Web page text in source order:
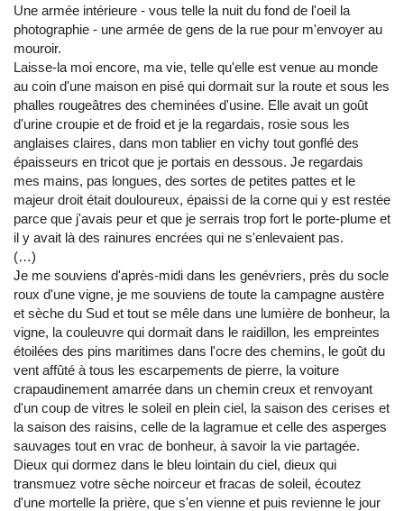
Une armée intérieure - vous telle la nuit du fond de l'oeil la
photographie - une armée de gens de la rue pour m'envoyer au
mouroir.
Laisse-la moi encore, ma vie, telle qu'elle est venue au monde
au coin d'une maison en pisé qui dormait sur la route et sous les
phalles rougeâtres des cheminées d'usine. Elle avait un goût
d'urine croupie et de froid et je la regardais, rosie sous les
anglaises claires, dans mon tablier en vichy tout gonflé des
épaisseurs en tricot que je portais en dessous. Je regardais
mes mains, pas longues, des sortes de petites pattes et le
majeur droit était douloureux, épaissi de la corne qui y est restée
parce que j'avais peur et que je serrais trop fort le porte-plume et
il y avait là des rainures encrées qui ne s'enlevaient pas.
(…)
Je me souviens d'après-midi dans les genévriers, près du socle
roux d'une vigne, je me souviens de toute la campagne austère
et sèche du Sud et tout se mêle dans une lumière de bonheur, la
vigne, la couleuvre qui dormait dans le raidillon, les empreintes
étoilées des pins maritimes dans l'ocre des chemins, le goût du
vent affûté à tous les escarpements de pierre, la voiture
crapaudinement amarrée dans un chemin creux et renvoyant
d'un coup de vitres le soleil en plein ciel, la saison des cerises et
la saison des raisins, celle de la lagramue et celle des asperges
sauvages tout en vrac de bonheur, à savoir la vie partagée.
Dieux qui dormez dans le bleu lointain du ciel, dieux qui
transmuez votre sèche noirceur et fracas de soleil, écoutez
d'une mortelle la prière, que s'en vienne et puis revienne le jour